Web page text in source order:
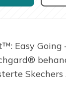
Easy Going
Skechers